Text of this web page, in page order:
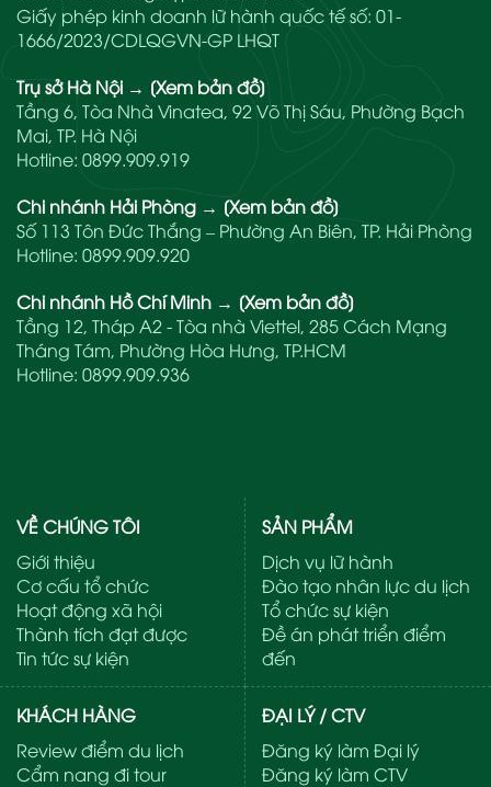
Giấy phép kinh doanh lữ hành quốc tế số: 01-
1666/2023/CDLQGVN-GP LHQT
Trụ sở Hà Nội → [Xem bản đồ]
Tầng 6, Tòa Nhà Vinatea, 92 Võ Thị Sáu, Phường Bạch
Mai, TP. Hà Nội
Hotline: 0899.909.919
Chi nhánh Hải Phòng → [Xem bản đồ]
Số 113 Tôn Đức Thắng – Phường An Biên, TP. Hải Phòng
Hotline: 0899.909.920
Chi nhánh Hồ Chí Minh → [Xem bản đồ]
Tầng 12, Tháp A2 - Tòa nhà Viettel, 285 Cách Mạng
Tháng Tám, Phường Hòa Hưng, TP.HCM
Hotline: 0899.909.936
VỀ CHÚNG TÔI
Giới thiệu
Cơ cấu tổ chức
Hoạt động xã hội
Thành tích đạt được
Tin tức sự kiện
SẢN PHẨM
Dịch vụ lữ hành
Đào tạo nhân lực du lịch
Tổ chức sự kiện
Đề án phát triển điểm
đến
KHÁCH HÀNG
Review điểm du lịch
Cẩm nang đi tour
ĐẠI LÝ / CTV
Đăng ký làm Đại lý
Đăng ký làm CTV